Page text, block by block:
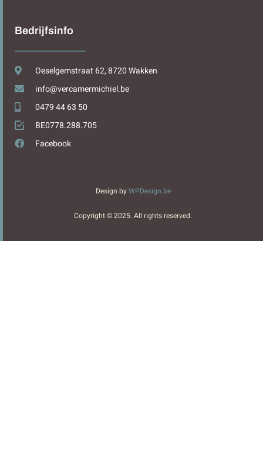
Bedrijfsinfo
Oeselgemstraat 62, 8720 Wakken
info@vercamermichiel.be
0479 44 63 50
BE0778.288.705
Facebook
Design byWPDesign.be
Copyright © 2025. All rights reserved.